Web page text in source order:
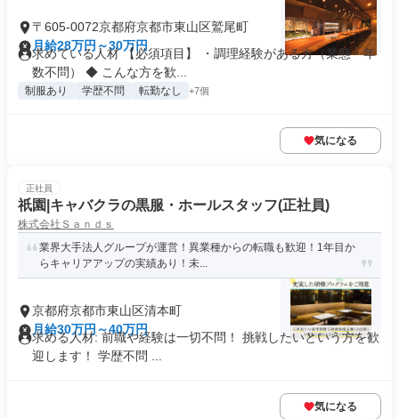
〒605-0072京都府京都市東山区鷲尾町
月給28万円～30万円
求めている人材 【必須項目】 ・調理経験がある方（業態・年
数不問） ◆ こんな方を歓...
制服あり 学歴不問 転勤なし +7個
気になる
正社員
祇園|キャバクラの黒服・ホールスタッフ(正社員)
株式会社Ｓａｎｄｓ
業界大手法人グループが運営！異業種からの転職も歓迎！1年目か
らキャリアアップの実績あり！未...
京都府京都市東山区清本町
月給30万円～40万円
求める人材: 前職や経験は一切不問！ 挑戦したいという方を歓
迎します！ 学歴不問 ...
気になる